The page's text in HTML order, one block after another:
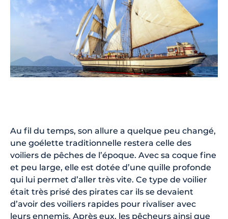
Au fil du temps, son allure a quelque peu changé,
une goélette traditionnelle restera celle des
voiliers de pêches de l’époque. Avec sa coque fine
et peu large, elle est dotée d’une quille profonde
qui lui permet d’aller très vite. Ce type de voilier
était très prisé des pirates car ils se devaient
d’avoir des voiliers rapides pour rivaliser avec
leurs ennemis. Après eux, les pêcheurs ainsi que